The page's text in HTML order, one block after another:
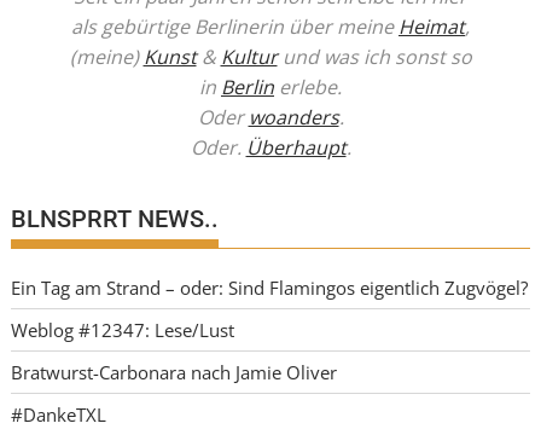
als gebürtige Berlinerin über meineHeimat,
(meine)Kunst& Kulturund was ich sonst so
in Berlin erlebe.
Oderwoanders.
Oder. Überhaupt.
BLNSPRRT NEWS..
Ein Tag am Strand – oder: Sind Flamingos eigentlich Zugvögel?
Weblog #12347: Lese/Lust
Bratwurst-Carbonara nach Jamie Oliver
#DankeTXL